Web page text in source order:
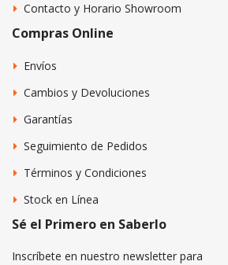
Contacto y Horario Showroom
Compras Online
Envíos
Cambios y Devoluciones
Garantías
Seguimiento de Pedidos
Términos y Condiciones
Stock en Línea
Sé el Primero en Saberlo
Inscríbete en nuestro newsletter para